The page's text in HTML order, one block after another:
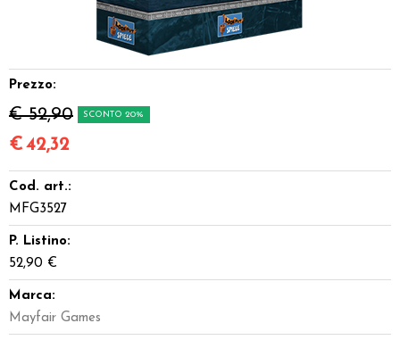
Giocattoli e Gadget
Offerte del Dragone
Prezzo:
€ 52,90 SCONTO 20%
€42,32
Cod. art.:
MFG3527
P. Listino:
52,90 €
Marca:
Mayfair Games